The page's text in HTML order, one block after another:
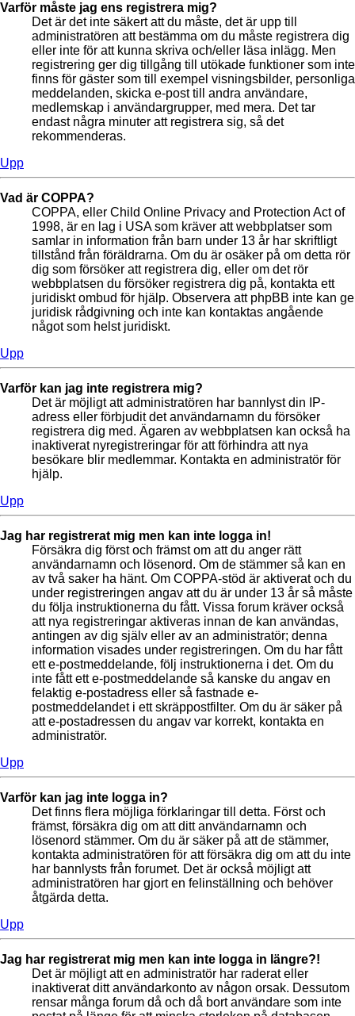
Varför måste jag ens registrera mig?
Det är det inte säkert att du måste, det är upp till
administratören att bestämma om du måste registrera dig
eller inte för att kunna skriva och/eller läsa inlägg. Men
registrering ger dig tillgång till utökade funktioner som inte
finns för gäster som till exempel visningsbilder, personliga
meddelanden, skicka e-post till andra användare,
medlemskap i användargrupper, med mera. Det tar
endast några minuter att registrera sig, så det
rekommenderas.
Upp
Vad är COPPA?
COPPA, eller Child Online Privacy and Protection Act of
1998, är en lag i USA som kräver att webbplatser som
samlar in information från barn under 13 år har skriftligt
tillstånd från föräldrarna. Om du är osäker på om detta rör
dig som försöker att registrera dig, eller om det rör
webbplatsen du försöker registrera dig på, kontakta ett
juridiskt ombud för hjälp. Observera att phpBB inte kan ge
juridisk rådgivning och inte kan kontaktas angående
något som helst juridiskt.
Upp
Varför kan jag inte registrera mig?
Det är möjligt att administratören har bannlyst din IP-
adress eller förbjudit det användarnamn du försöker
registrera dig med. Ägaren av webbplatsen kan också ha
inaktiverat nyregistreringar för att förhindra att nya
besökare blir medlemmar. Kontakta en administratör för
hjälp.
Upp
Jag har registrerat mig men kan inte logga in!
Försäkra dig först och främst om att du anger rätt
användarnamn och lösenord. Om de stämmer så kan en
av två saker ha hänt. Om COPPA-stöd är aktiverat och du
under registreringen angav att du är under 13 år så måste
du följa instruktionerna du fått. Vissa forum kräver också
att nya registreringar aktiveras innan de kan användas,
antingen av dig själv eller av an administratör; denna
information visades under registreringen. Om du har fått
ett e-postmeddelande, följ instruktionerna i det. Om du
inte fått ett e-postmeddelande så kanske du angav en
felaktig e-postadress eller så fastnade e-
postmeddelandet i ett skräppostfilter. Om du är säker på
att e-postadressen du angav var korrekt, kontakta en
administratör.
Upp
Varför kan jag inte logga in?
Det finns flera möjliga förklaringar till detta. Först och
främst, försäkra dig om att ditt användarnamn och
lösenord stämmer. Om du är säker på att de stämmer,
kontakta administratören för att försäkra dig om att du inte
har bannlysts från forumet. Det är också möjligt att
administratören har gjort en felinställning och behöver
åtgärda detta.
Upp
Jag har registrerat mig men kan inte logga in längre?!
Det är möjligt att en administratör har raderat eller
inaktiverat ditt användarkonto av någon orsak. Dessutom
rensar många forum då och då bort användare som inte